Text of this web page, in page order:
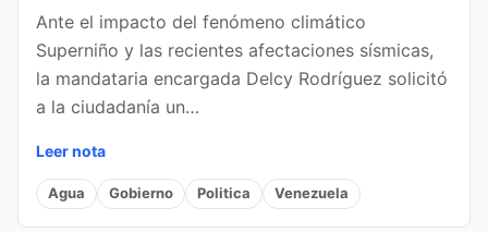
Ante el impacto del fenómeno climático
Superniño y las recientes afectaciones sísmicas,
la mandataria encargada Delcy Rodríguez solicitó
a la ciudadanía un…
Leer nota
Agua Gobierno Politica Venezuela